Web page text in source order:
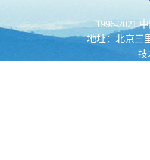
1996-2021
地址：北京三
技